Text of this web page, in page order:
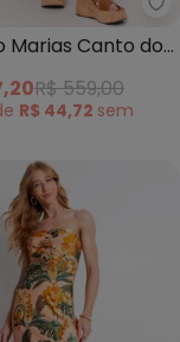
em Viscose
Marias Canto dos
(Rosa)
R$ 559,00
R$ 44,72 sem